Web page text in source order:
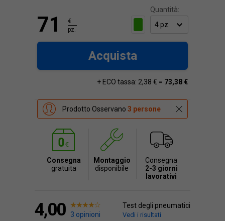
Quantità:
71
€
pz.
Acquista
+ ECO tassa: 2,38 € = 73,38 €
Prodotto Osservano 3 persone
Consegna
gratuita
Montaggio
disponibile
Consegna
2-3 giorni
lavorativi
4,00 3 opinioni
Test degli pneumatici
Vedi i risultati